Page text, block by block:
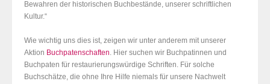
Bewahren der historischen Buchbestände, unserer schriftlichen
Kultur.“
Wie wichtig uns dies ist, zeigen wir unter anderem mit unserer
Aktion Buchpatenschaften. Hier suchen wir Buchpatinnen und
Buchpaten für restaurierungswürdige Schriften. Für solche
Buchschätze, die ohne Ihre Hilfe niemals für unsere Nachwelt